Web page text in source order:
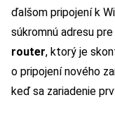
ďalšom pripojení k
súkromnú adresu
router, ktorý je
o pripojení nového
keď sa zariadenie